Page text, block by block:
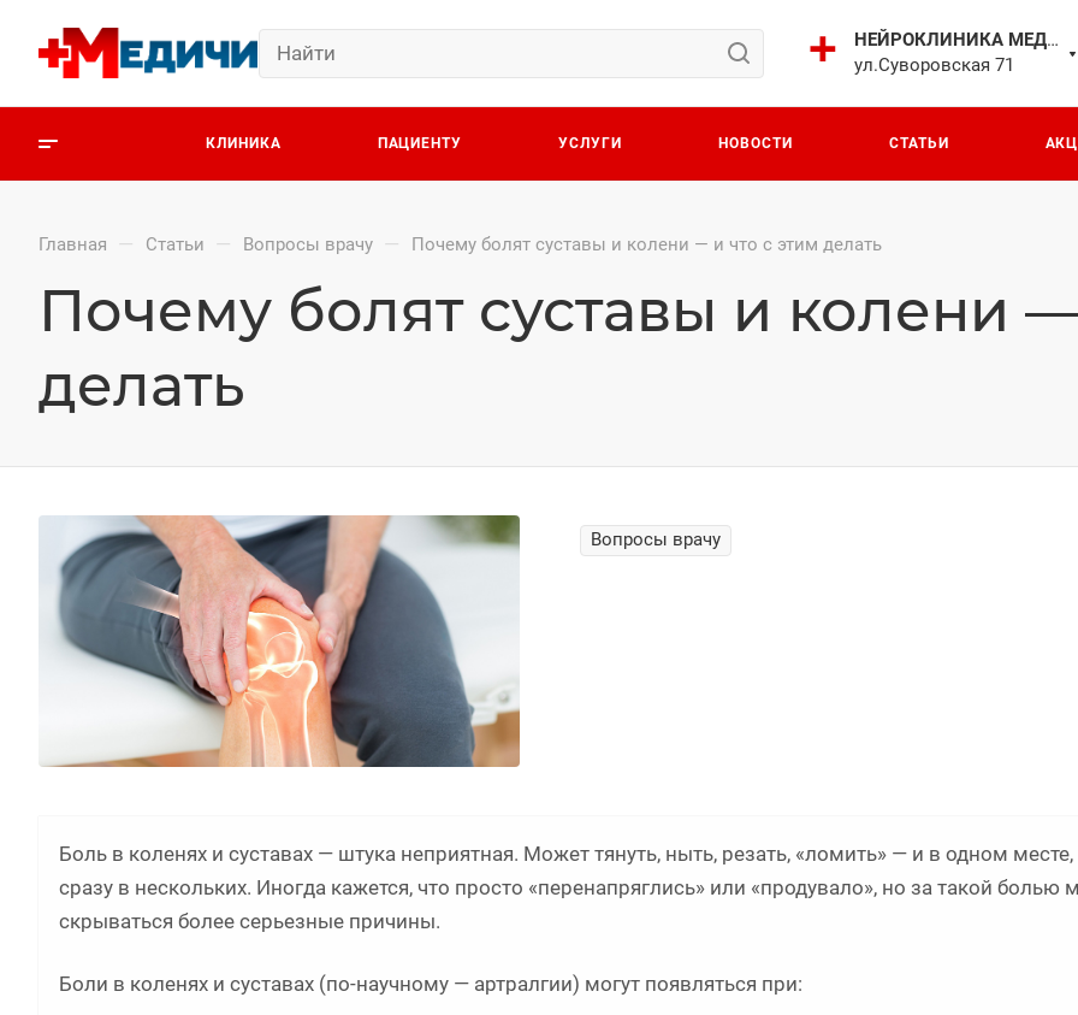
НЕЙРОКЛИНИКА МЕДИЧИ
ул.Суворовская 71
КЛИНИКА ПАЦИЕНТУ УСЛУГИ НОВОСТИ СТАТЬИ
Главная — Статьи — Вопросы врачу — Почему болят суставы и колени — и что с этим делать
Почему болят суставы и колени
делать
Вопросы врачу
Боль в коленях и суставах — штука неприятная. Может тянуть, ныть, резать, «ломить» — и в одном месте,
сразу в нескольких. Иногда кажется, что просто «перенапряглись» или «продувало», но за такой болью
скрываться более серьезные причины.
Боли в коленях и суставах (по-научному — артралгии) могут появляться при: